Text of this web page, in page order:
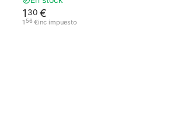
1 30 €
1 56 €inc impuesto